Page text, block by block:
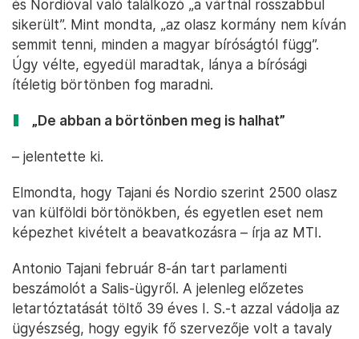
és Nordióval való találkozó „a vártnál rosszabbul
sikerült”. Mint mondta, „az olasz kormány nem kíván
semmit tenni, minden a magyar bíróságtól függ”.
Úgy vélte, egyedül maradtak, lánya a bírósági
ítéletig börtönben fog maradni.
„De abban a börtönben meg is halhat”
– jelentette ki.
Elmondta, hogy Tajani és Nordio szerint 2500 olasz
van külföldi börtönökben, és egyetlen eset nem
képezhet kivételt a beavatkozásra – írja az MTI.
Antonio Tajani február 8-án tart parlamenti
beszámolót a Salis-ügyről. A jelenleg előzetes
letartóztatását töltő 39 éves I. S.-t azzal vádolja az
ügyészség, hogy egyik fő szervezője volt a tavaly